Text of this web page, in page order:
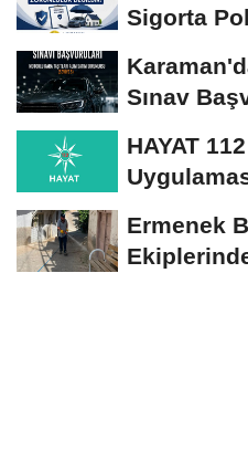
Sigorta
Sınav
HAYAT
Ermenek